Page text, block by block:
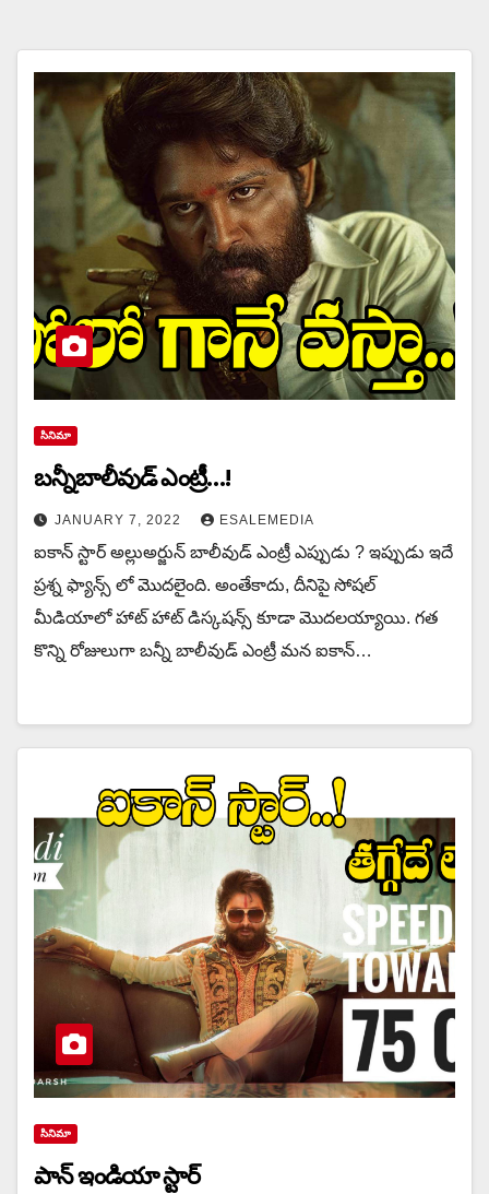
సినిమా
బన్నీబాలీవుడ్ ఎంట్రీ…!
JANUARY 7, 2022 ESALEMEDIA
ఐకాన్ స్టార్ అల్లుఅర్జున్ బాలీవుడ్ ఎంట్రీ ఎప్పుడు ? ఇప్పుడు ఇదే
ప్రశ్న ఫ్యాన్స్ లో మొదలైంది. అంతేకాదు, దీనిపై సోషల్
మీడియాలో హాట్ హాట్ డిస్కషన్స్ కూడా మొదలయ్యాయి. గత
కొన్ని రోజులుగా బన్నీ బాలీవుడ్ ఎంట్రీ మన ఐకాన్…
సినిమా
పాన్ ఇండియా స్టార్